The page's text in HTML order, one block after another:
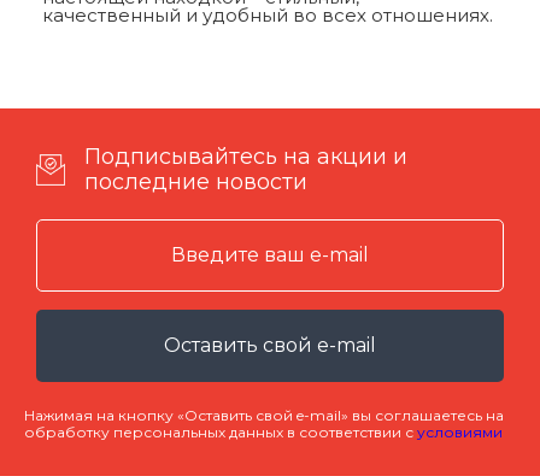
качественный и удобный во всех отношениях.
Подписывайтесь на акции и
последние новости
Оставить свой e-mail
Нажимая на кнопку «Оставить свой e-mail» вы соглашаетесь на
обработку персональных данных в соответствии с условиями